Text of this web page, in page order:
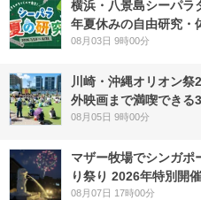
横浜・八景島シーパラ
年夏休みの自由研究・
08月03日 9時00分
川崎・沖縄オリオン
外映画まで満喫できる
08月05日 9時00分
マザー牧場でシンガポ
り祭り 2026年特別開
08月07日 17時00分